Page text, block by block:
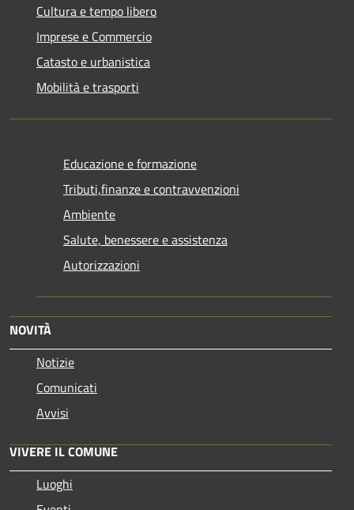
Cultura e tempo libero
Imprese e Commercio
Catasto e urbanistica
Mobilità e trasporti
Educazione e formazione
Tributi,finanze e contravvenzioni
Ambiente
Salute, benessere e assistenza
Autorizzazioni
NOVITÀ
Notizie
Comunicati
Avvisi
VIVERE IL COMUNE
Luoghi